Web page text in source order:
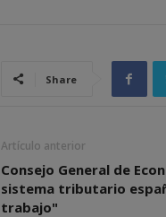
Share
Artículo anterior
Consejo General de
sistema tributario
trabajo"